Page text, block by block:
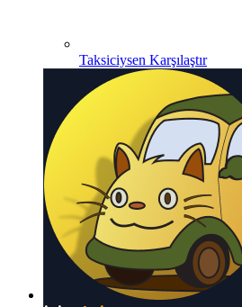
Taksiciysen Karşılaştır